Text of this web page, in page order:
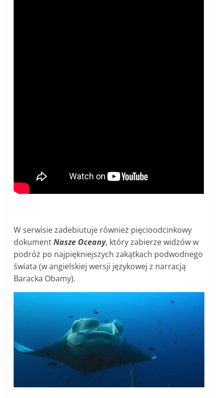
W serwisie zadebiutuje również pięcioodcinkowy
dokumentNasze Oceany, który zabierze widzów w
podróż po najpiękniejszych zakątkach podwodnego
świata (w angielskiej wersji językowej z narracją
Baracka Obamy).